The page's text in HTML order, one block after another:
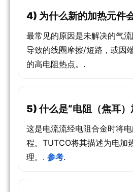
4) 为什么新的加热元件
最常见的原因是未解决的气
导致的线圈摩擦/短路，或因
的高电阻热点。.
5) 什么是“电阻（焦耳）
这是电流流经电阻合金时将
程。TUTCO将其描述为电加
理。. 参考.